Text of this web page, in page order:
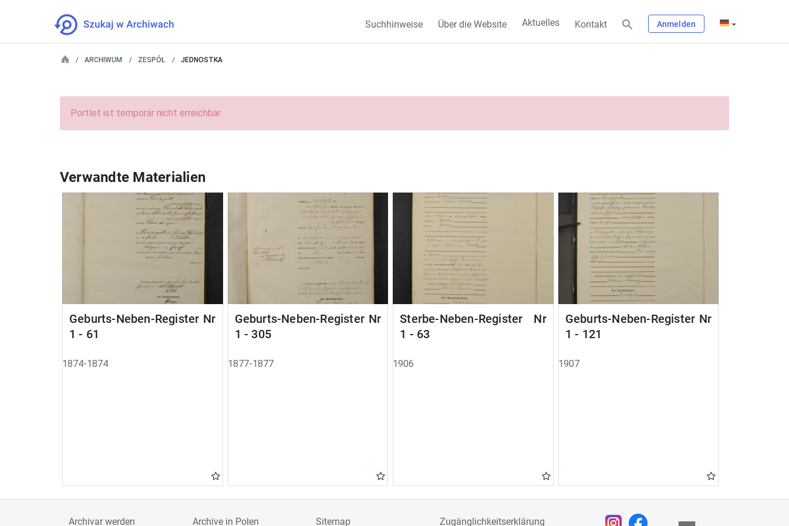
Suchhinweise Über die Website Aktuelles Kontakt Anmelden
ARCHIWUM ZESPÓŁ JEDNOSTKA
Portlet ist temporär nicht erreichbar.
Verwandte Materialien
Geburts-Neben-Register Nr
1 - 61
1874-1874
Geburts-Neben-Register Nr
1 - 305
1877-1877
Sterbe-Neben-Register Nr
1 - 63
1906
Geburts-Neben-Register Nr
1 - 121
1907
Archivar werden Archive in Polen Sitemap Zugänglichkeitserklärung